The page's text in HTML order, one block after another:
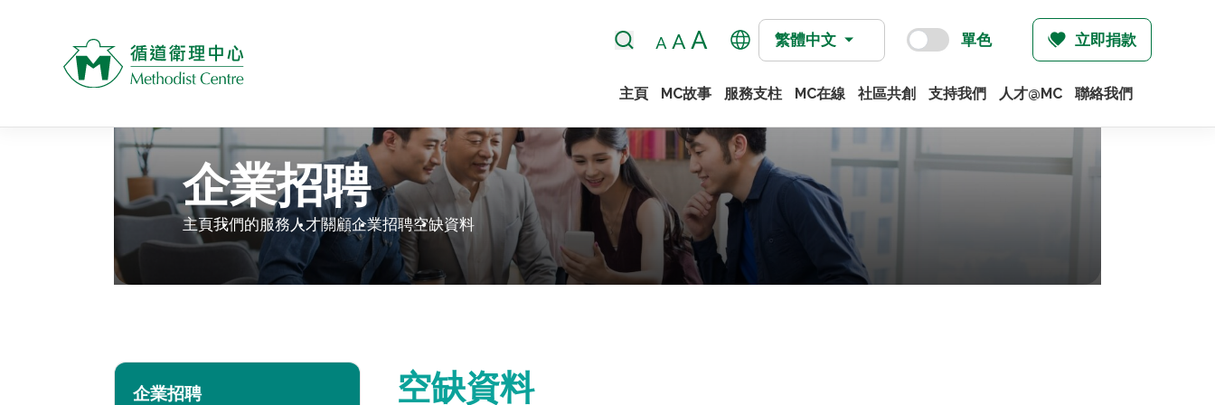
企業招聘
主頁我們的服務 人才關顧企業招聘空缺資料
企業招聘 空缺資料
繁體中文 單色 立即捐款
主頁 MC故事 服務支柱 MC在線 社區共創 支持我們 人才@MC 聯絡我們